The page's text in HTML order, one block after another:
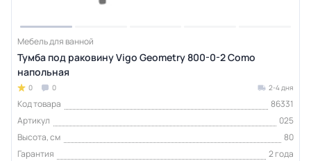
Мебель для ванной
Тумба под раковину Vigo Geometry 800-0-2 Como
напольная
0 0 2-4 дня
Код товара
86331
Артикул
025
Высота, см
80
Гарантия
2 года